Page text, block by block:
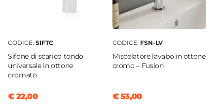
Sistema Di Apertura
Gola
Chiusura
Assemblato
CODICE: SIFTC
Sifone di scarico tondo
universale in ottone
cromato
€ 22,00
CODICE: FSN-LV
Miscelatore lavabo in ottone
cromo – Fusion
€ 53,00